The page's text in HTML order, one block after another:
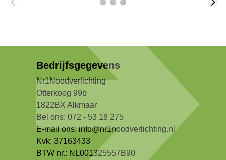
Bedrijfsgegevens
Nr1Noodverlichting
Otterkoog 99b
1822BX Alkmaar
Bel ons: 072 - 53 18 275
E-mail ons:info@nr1noodverlichting.nl
Kvk: 37163433
BTW nr.: NL001325557B90